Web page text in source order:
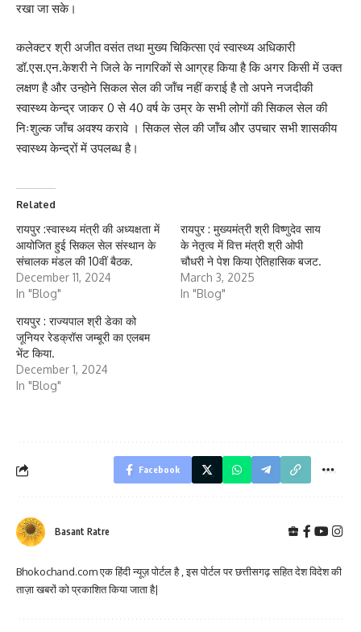
रखा जा सके।
कलेक्टर श्री अजीत वसंत तथा मुख्य चिकित्सा एवं स्वास्थ्य अधिकारी
डॉ.एस.एन.केशरी ने जिले के नागरिकों से आग्रह किया है कि अगर किसी में उक्त
लक्षण है और उन्होने सिकल सेल की जॉंच नहीं कराई है तो अपने नजदीकी
स्वास्थ्य केन्द्र जाकर 0 से 40 वर्ष के उम्र के सभी लोगों की सिकल सेल की
निःशुल्क जॉंच अवश्य करावे । सिकल सेल की जॉंच और उपचार सभी शासकीय
स्वास्थ्य केन्द्रों में उपलब्ध है।
Related
रायपुर :स्वास्थ्य मंत्री की अध्यक्षता में
आयोजित हुई सिकल सेल संस्थान के
संचालक मंडल की 10वीं बैठक.
December 11, 2024
In "Blog"
रायपुर : मुख्यमंत्री श्री विष्णुदेव साय
के नेतृत्व में वित्त मंत्री श्री ओपी
चौधरी ने पेश किया ऐतिहासिक बजट.
March 3, 2025
In "Blog"
रायपुर : राज्यपाल श्री डेका को
जूनियर रेडक्रॉस जम्बूरी का एलबम
भेंट किया.
December 1, 2024
In "Blog"
Facebook
Basant Ratre
Bhokochand.com एक हिंदी न्यूज़ पोर्टल है , इस पोर्टल पर छत्तीसगढ़ सहित देश विदेश की
ताज़ा खबरों को प्रकाशित किया जाता है|